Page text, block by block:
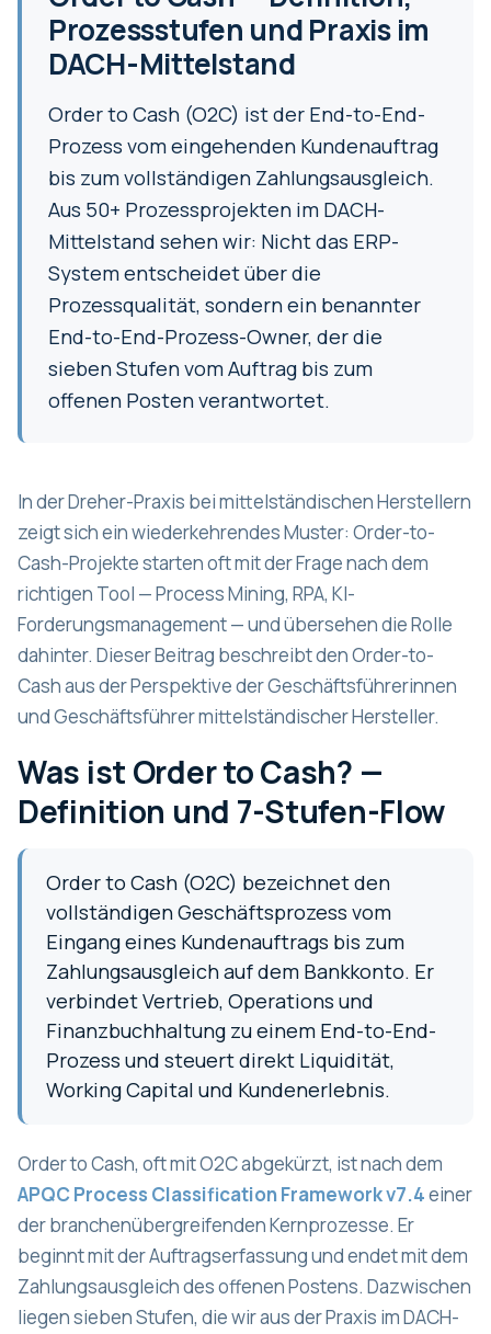
Prozessstufen und Praxis im
DACH-Mittelstand
Order to Cash (O2C) ist der End-to-End-
Prozess vom eingehenden Kundenauftrag
bis zum vollständigen Zahlungsausgleich.
Aus 50+ Prozessprojekten im DACH-
Mittelstand sehen wir: Nicht das ERP-
System entscheidet über die
Prozessqualität, sondern ein benannter
End-to-End-Prozess-Owner, der die
sieben Stufen vom Auftrag bis zum
offenen Posten verantwortet.
In der Dreher-Praxis bei mittelständischen Herstellern
zeigt sich ein wiederkehrendes Muster: Order-to-
Cash-Projekte starten oft mit der Frage nach dem
richtigen Tool — Process Mining, RPA, KI-
Forderungsmanagement — und übersehen die Rolle
dahinter. Dieser Beitrag beschreibt den Order-to-
Cash aus der Perspektive der Geschäftsführerinnen
und Geschäftsführer mittelständischer Hersteller.
Was ist Order to Cash? —
Definition und 7-Stufen-Flow
Order to Cash (O2C) bezeichnet den
vollständigen Geschäftsprozess vom
Eingang eines Kundenauftrags bis zum
Zahlungsausgleich auf dem Bankkonto. Er
verbindet Vertrieb, Operations und
Finanzbuchhaltung zu einem End-to-End-
Prozess und steuert direkt Liquidität,
Working Capital und Kundenerlebnis.
Order to Cash, oft mit O2C abgekürzt, ist nach dem
APQC Process Classification Framework v7.4einer
der branchenübergreifenden Kernprozesse. Er
beginnt mit der Auftragserfassung und endet mit dem
Zahlungsausgleich des offenen Postens. Dazwischen
liegen sieben Stufen, die wir aus der Praxis im DACH-